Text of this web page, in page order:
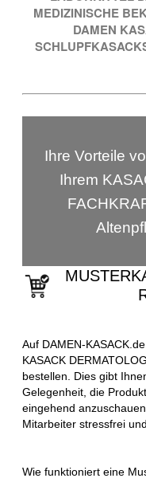
MEDIZINISCHE
DAMEN
Ihre Vorteile
Ihrem
Auf DAMEN-
KASACK
bestellen. Dies gibt
Gelegenheit, die
eingehend
Mitarbeiter stressfrei
Wie funktioniert eine